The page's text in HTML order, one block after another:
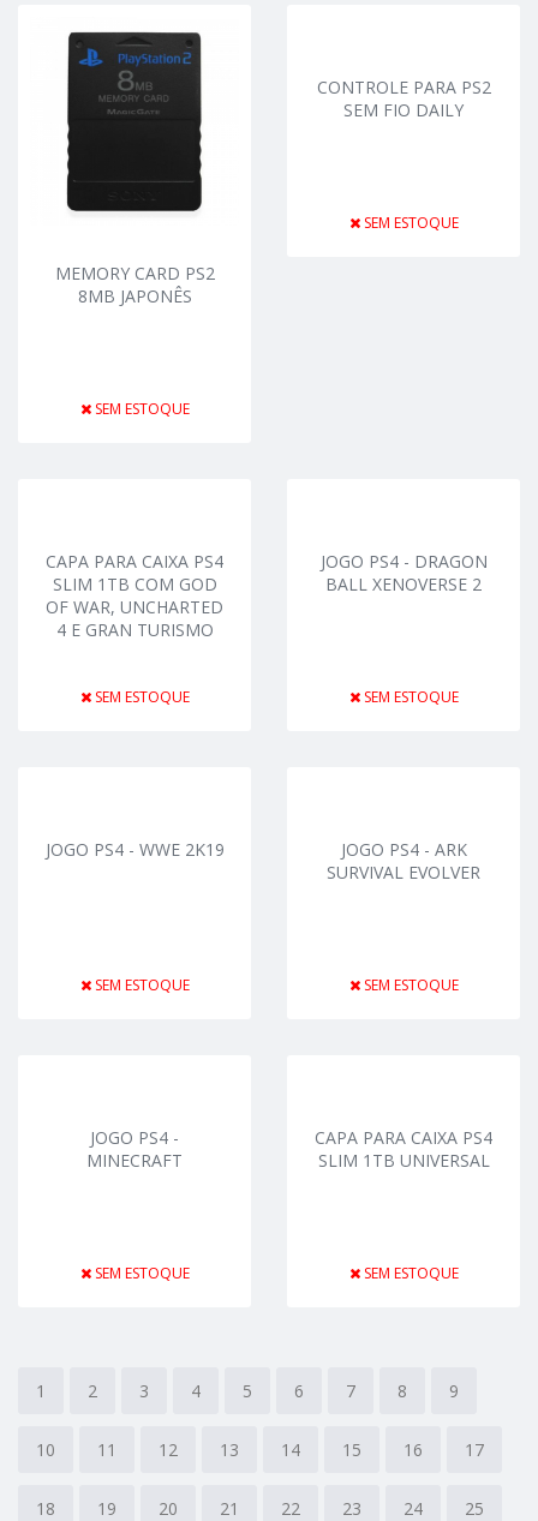
MEMORY CARD PS2
8MB JAPONÊS
SEM ESTOQUE
CONTROLE PARA PS2
SEM FIO DAILY
SEM ESTOQUE
CAPA PARA CAIXA PS4
SLIM 1TB COM GOD
OF WAR, UNCHARTED
4 E GRAN TURISMO
SEM ESTOQUE
JOGO PS4 - DRAGON
BALL XENOVERSE 2
SEM ESTOQUE
JOGO PS4 - WWE 2K19
SEM ESTOQUE
JOGO PS4 - ARK
SURVIVAL EVOLVER
SEM ESTOQUE
JOGO PS4 -
MINECRAFT
SEM ESTOQUE
CAPA PARA CAIXA PS4
SLIM 1TB UNIVERSAL
SEM ESTOQUE
1 2 3 4 5 6 7 8 9
10 11 12 13 14 15 16 17
18 19 20 21 22 23 24 25